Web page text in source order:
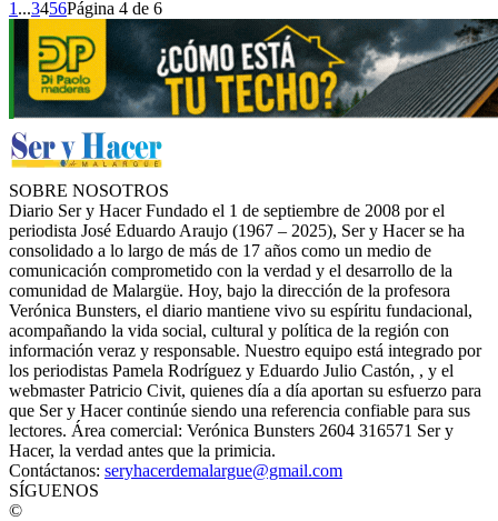
1 ...3456Página 4 de 6
SOBRE NOSOTROS
Diario Ser y Hacer Fundado el 1 de septiembre de 2008 por el
periodista José Eduardo Araujo (1967 – 2025), Ser y Hacer se ha
consolidado a lo largo de más de 17 años como un medio de
comunicación comprometido con la verdad y el desarrollo de la
comunidad de Malargüe. Hoy, bajo la dirección de la profesora
Verónica Bunsters, el diario mantiene vivo su espíritu fundacional,
acompañando la vida social, cultural y política de la región con
información veraz y responsable. Nuestro equipo está integrado por
los periodistas Pamela Rodríguez y Eduardo Julio Castón, , y el
webmaster Patricio Civit, quienes día a día aportan su esfuerzo para
que Ser y Hacer continúe siendo una referencia confiable para sus
lectores. Área comercial: Verónica Bunsters 2604 316571 Ser y
Hacer, la verdad antes que la primicia.
Contáctanos: seryhacerdemalargue@gmail.com
SÍGUENOS
©